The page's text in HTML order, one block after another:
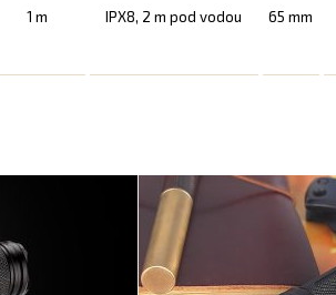
1 m IPX8, 2 m pod vodou 65 mm